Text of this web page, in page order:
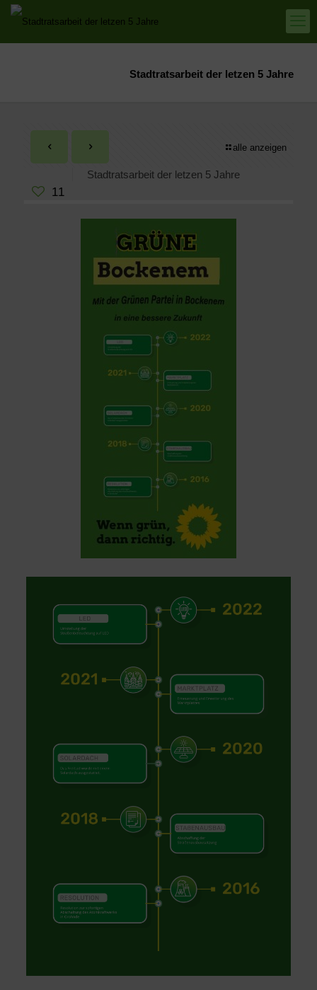
Stadtratsarbeit der letzen 5 Jahre
alle anzeigen
11
Stadtratsarbeit der letzen 5 Jahre